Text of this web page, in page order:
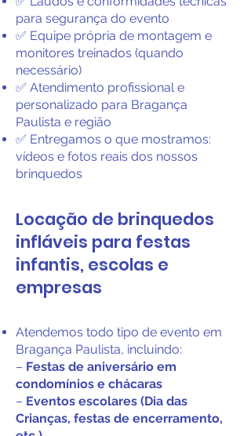
para segurança do evento
✅ Equipe própria de montagem e
monitores treinados (quando
necessário)
✅ Atendimento profissional e
personalizado para Bragança
Paulista e região
✅ Entregamos o que mostramos:
vídeos e fotos reais dos nossos
brinquedos
Locação de brinquedos
infláveis para festas
infantis, escolas e
empresas
Atendemos todo tipo de evento em
Bragança Paulista, incluindo:
– Festas de aniversário em
condomínios e chácaras
– Eventos escolares (Dia das
Crianças, festas de encerramento,